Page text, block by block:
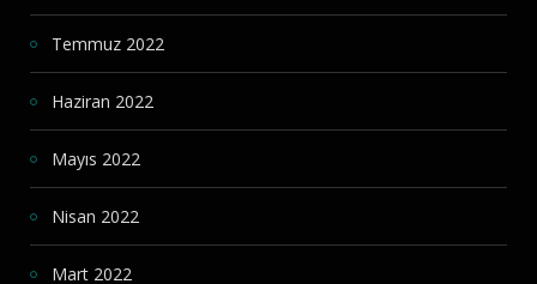
Temmuz 2022
Haziran 2022
Mayıs 2022
Nisan 2022
Mart 2022